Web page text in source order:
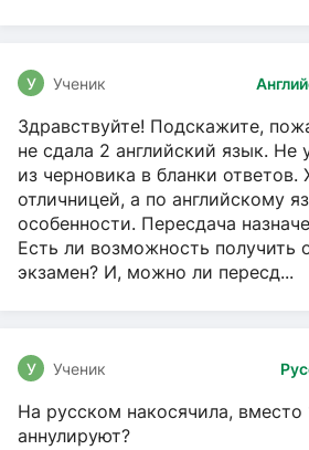
У Ученик
Здравствуйте! Подскажите,
не сдала 2 английский язык. Не
из черновика в бланки ответов.
отличницей, а по английскому
особенности. Пересдача
Есть ли возможность получить
экзамен? И, можно ли пересд...
У Ученик
На русском накосячила, вместо
аннулируют?